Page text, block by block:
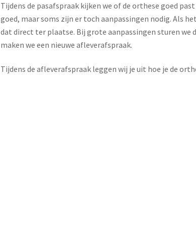
Tijdens de pasafspraak kijken we of de orthese goed
goed, maar soms zijn er toch aanpassingen nodig. Als
dat direct ter plaatse. Bij grote aanpassingen sturen
maken we een nieuwe afleverafspraak.
Tijdens de afleverafspraak leggen wij je uit hoe je de